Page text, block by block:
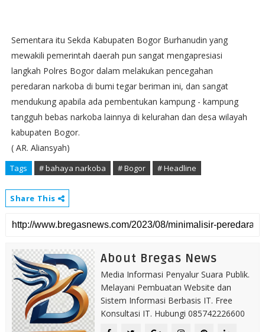
Sementara itu Sekda Kabupaten Bogor Burhanudin yang
mewakili pemerintah daerah pun sangat mengapresiasi
langkah Polres Bogor dalam melakukan pencegahan
peredaran narkoba di bumi tegar beriman ini, dan sangat
mendukung apabila ada pembentukan kampung - kampung
tangguh bebas narkoba lainnya di kelurahan dan desa wilayah
kabupaten Bogor.
( AR. Aliansyah)
Tags # bahaya narkoba # Bogor # Headline
Share This
About Bregas News
Media Informasi Penyalur Suara Publik.
Melayani Pembuatan Website dan
Sistem Informasi Berbasis IT. Free
Konsultasi IT. Hubungi 085742226600